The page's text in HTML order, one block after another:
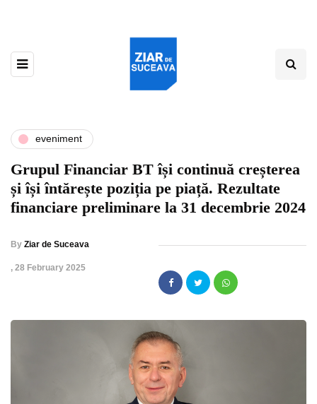
eveniment
Grupul Financiar BT își continuă creșterea
și își întărește poziția pe piață. Rezultate
financiare preliminare la 31 decembrie 2024
By Ziar de Suceava
, 28 February 2025